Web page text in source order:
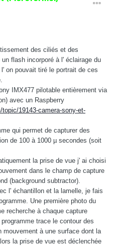
des ciliés et des
flash incorporé à l' éclairage du
on pouvait tiré le portrait de ces
IMX477 pilotable entièrement via
avec un Raspberry
19143-camera-sony-et-
qui permet de capturer des
de 100 à 1000 µ secondes (soit
la prise de vue j' ai choisi
dans le champ de capture
(background subtractor).
l' échantillon et la lamelle, je fais
Une première photo du
recherche à chaque capture
trace le contour des
à une surface dont la
la prise de vue est déclenchée